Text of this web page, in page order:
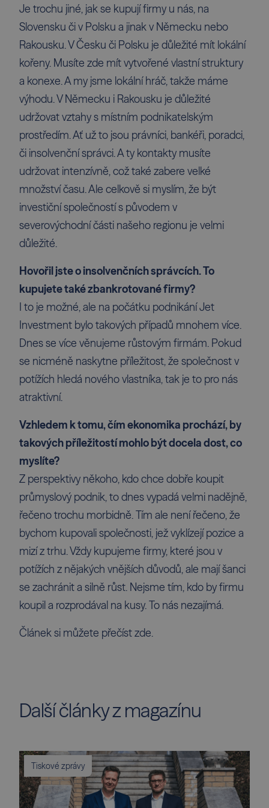
Je trochu jiné, jak se kupují firmy u nás, na
Slovensku či v Polsku a jinak v Německu nebo
Rakousku. V Česku či Polsku je důležité mít lokální
kořeny. Musíte zde mít vytvořené vlastní struktury
a konexe. A my jsme lokální hráč, takže máme
výhodu. V Německu i Rakousku je důležité
udržovat vztahy s místním podnikatelským
prostředím. Ať už to jsou právníci, bankéři, poradci,
či insolvenční správci. A ty kontakty musíte
udržovat intenzívně, což také zabere velké
množství času. Ale celkově si myslím, že být
investiční společností s původem v
severovýchodní části našeho regionu je velmi
důležité.
Hovořil jste o insolvenčních správcích. To
kupujete také zbankrotované firmy?
I to je možné, ale na počátku podnikání Jet
Investment bylo takových případů mnohem více.
Dnes se více věnujeme růstovým firmám. Pokud
se nicméně naskytne příležitost, že společnost v
potížích hledá nového vlastníka, tak je to pro nás
atraktivní.
Vzhledem k tomu, čím ekono­mika prochází, by
takových příležitostí mohlo být docela dost, co
myslíte?
Z perspektivy někoho, kdo chce dobře koupit
průmyslový podnik, to dnes vypadá velmi nadějně,
řečeno trochu morbidně. Tím ale není řečeno, že
bychom kupovali společnosti, jež vyklízejí pozice a
mizí z trhu. Vždy kupujeme firmy, které jsou v
potížích z nějakých vnějších důvodů, ale mají šanci
se zachránit a silně růst. Nejsme tím, kdo by firmu
koupil a rozprodával na kusy. To nás nezajímá.
Článek si můžete přečístzde.
Další články z magazínu
Tiskové zprávy